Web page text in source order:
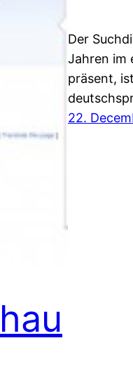
Der
Jahren im
präsent,
22.